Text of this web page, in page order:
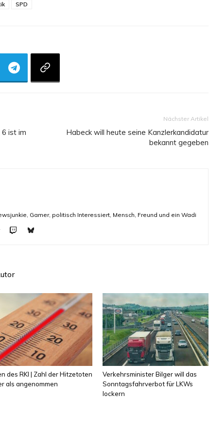
SPD
ist im
Nächster Artikel
Habeck will heute seine Kanzlerkandidatur
bekannt gegeben
Gamer, politisch Interessiert, Mensch, Freund und ein Wadi
des RKI | Zahl der Hitzetoten
als angenommen
Verkehrsminister Bilger will das
Sonntagsfahrverbot für LKWs
lockern